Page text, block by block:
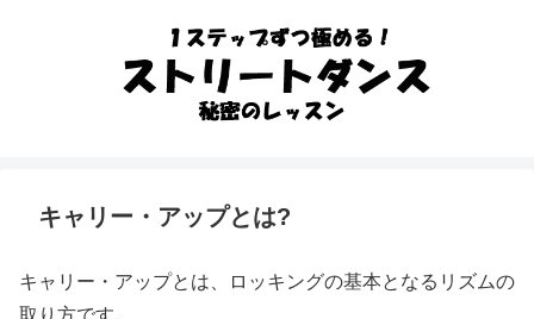
キャリー・アップとは?
キャリー・アップとは、ロッキングの基本となるリズムの
取り方です。